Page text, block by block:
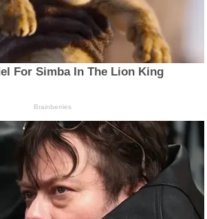
For Simba In The Lion King
Brainberries